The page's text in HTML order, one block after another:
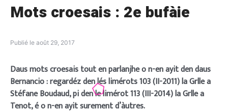
Mots croesais : 2e bufàie
Publié le août 29, 2017
Daus mots croesais tout en parlanjhe o n-en ayit den daus
Bernancio : regardéz den lés limérots 103 (II-2011) la Grlle a
Stéfane Boudaud, pi den le limérot 113 (III-2014) la Grlle a
Tenot, é o n-en ayit surement d’àutres.